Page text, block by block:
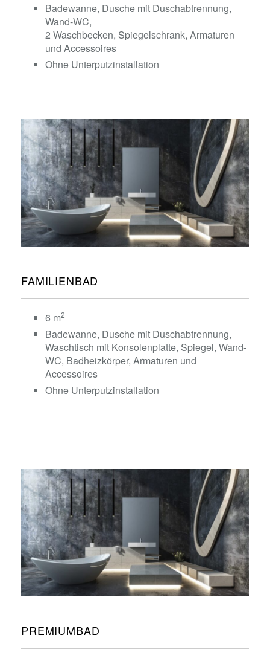
Badewanne, Dusche mit Duschabtrennung,
Wand-WC,
2 Waschbecken, Spiegelschrank, Armaturen
und Accessoires
Ohne Unterputzinstallation
FAMILIENBAD
6 m2
Badewanne, Dusche mit Duschabtrennung,
Waschtisch mit Konsolenplatte, Spiegel, Wand-
WC, Badheizkörper, Armaturen und
Accessoires
Ohne Unterputzinstallation
PREMIUMBAD